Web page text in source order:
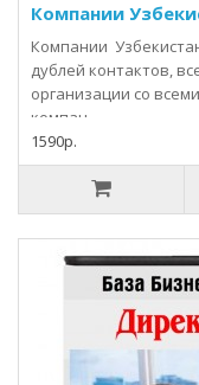
Компании
Компании
дублей контактов,
организации со
компан..
1590р.